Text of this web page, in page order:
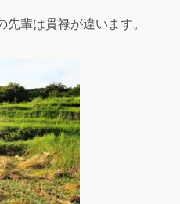
輩は貫禄が違います。